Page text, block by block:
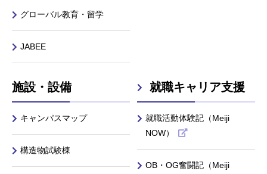
グローバル教育・留学
JABEE
施設・設備
キャンパスマップ
構造物試験棟
就職キャリア支援
就職活動体験記（Meiji
NOW）
OB・OG奮闘記（Meiji